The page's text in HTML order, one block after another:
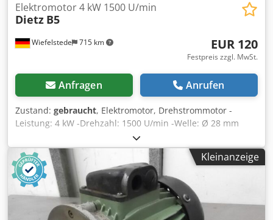
Wiefelstede 715 km
Elektromotor 4 kW 1500 U/min
Dietz B5
EUR 120
Festpreis zzgl. MwSt.
Anfragen Anrufen
Zustand: gebraucht, Elektromotor, Drehstrommotor -
Leistung: 4 kW -Drehzahl: 1500 U/min -Welle: Ø 28 mm
Crsdpfx Afjcwqdpeusf -Bauform: B5 -Schutzart: - -
Abmessungen: 380/300/H250 mm -Gewicht: 38 kg
Kleinanzeige